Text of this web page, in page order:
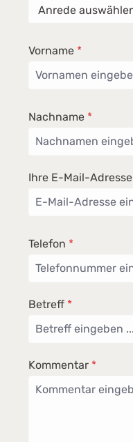
Vorname *
Nachname *
Ihre E-Mail-Adresse
Telefon *
Betreff *
Kommentar *